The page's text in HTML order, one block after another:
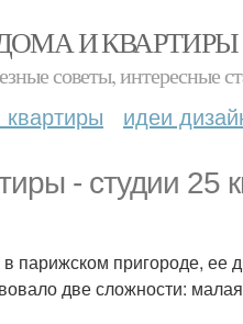
И КВАРТИРЫ
советы, интересные
идеи
- студии 25
парижском пригороде, ее
две сложности: